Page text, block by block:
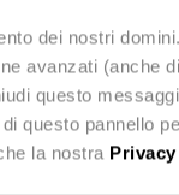
dei nostri
avanzati (anche
questo
questo pannello
la nostra
un ulteriore
sinergia e
di